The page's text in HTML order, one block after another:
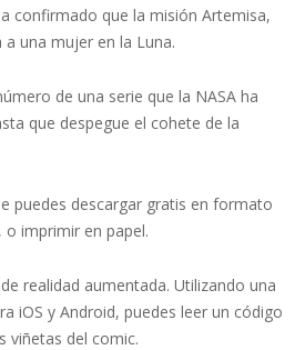
confirmado que la misión Artemisa,
una mujer en la Luna.
de una serie que la NASA ha
que despegue el cohete de la
puedes descargar gratis en formato
o imprimir en papel.
realidad aumentada. Utilizando una
iOS y Android, puedes leer un código
viñetas del comic.